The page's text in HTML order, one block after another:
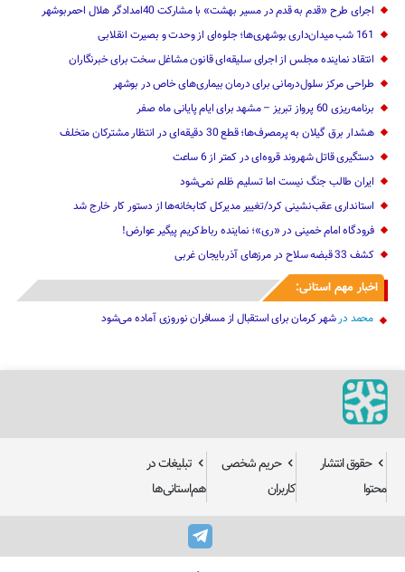
اجرای طرح «قدم به قدم در مسیر بهشت» با مشارکت 40امدادگر هلال احمربوشهر
161 شب میدان‌داری بوشهری‌ها؛ جلوه‌ای از وحدت و بصیرت انقلابی
انتقاد نماینده مجلس از اجرای سلیقه‌ای قانون مشاغل سخت برای خبرنگاران
طراحی مرکز سلول‌درمانی برای درمان بیماری‌های خاص در بوشهر
برنامه‌ریزی 60 پرواز تبریز – مشهد برای ایام پایانی ماه صفر
هشدار برق گیلان به پرمصرف‌ها؛ قطع 30 دقیقه‌ای در انتظار مشترکان متخلف
دستگیری قاتل شهروند قروه‌ای در کمتر از 6 ساعت
ایران طالب جنگ نیست اما تسلیم ظلم نمی‌شود
استانداری عقب‌نشینی کرد‌/تغییر مدیرکل کتابخانه‌ها از دستور کار خارج شد
فرودگاه امام خمینی در «ری»؛ نماینده رباط‌کریم پیگیر عوارض!
کشف 33 قبضه سلاح در مرزهای آذربایجان غربی
اخبار مهم استانی:
محمد درشهر کرمان برای استقبال از مسافران نوروزی آماده می‌شود
حقوق انتشار
محتوا
حریم شخصی
کاربران
تبلیغات در
هم‌استانی‌ها